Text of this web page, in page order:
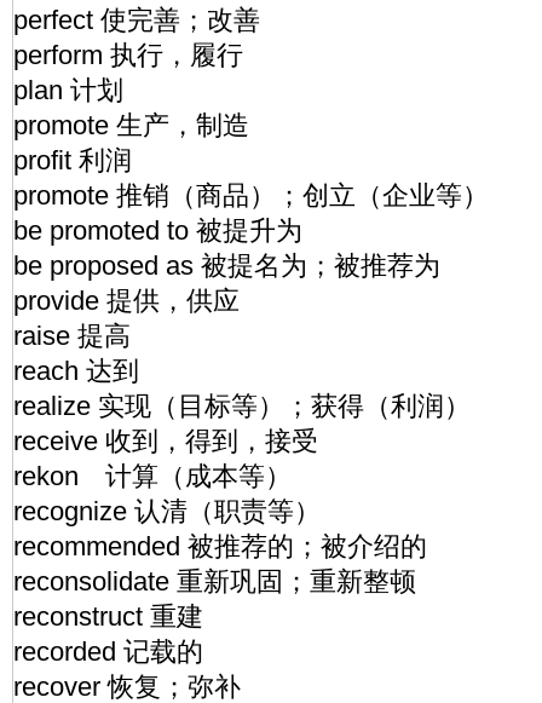
perfect 使完善；改善
perform 执行，履行
plan 计划
promote 生产，制造
profit 利润
promote 推销（商品）；创立（企业等）
be promoted to 被提升为
be proposed as 被提名为；被推荐
provide 提供，供应
raise 提高
reach 达到
realize 实现（目标等）；获得（利润）
receive 收到，得到，接受
rekon 计算（成本等）
recognize 认清（职责等）
recommended 被推荐的；被介绍的
reconsolidate 重新巩固；重新整顿
reconstruct 重建
recorded 记载的
recover 恢复；弥补